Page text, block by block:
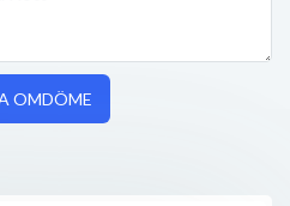
OMDÖME